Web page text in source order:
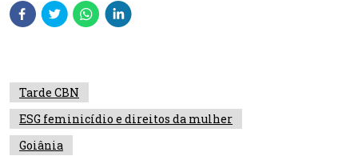
Tarde CBN
ESG feminicídio e direitos da mulher
Goiânia